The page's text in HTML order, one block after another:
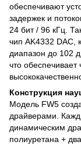
обеспечивают
задержек и
24 бит / 96 кГц.
чип AK4332 DAC,
диапазон до 102
что обеспечивает
Конструкция
Модель FW5
драйверами.
динамическим
полиуретана +